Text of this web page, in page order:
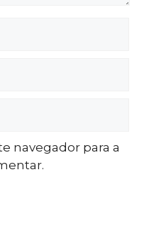
navegador para a